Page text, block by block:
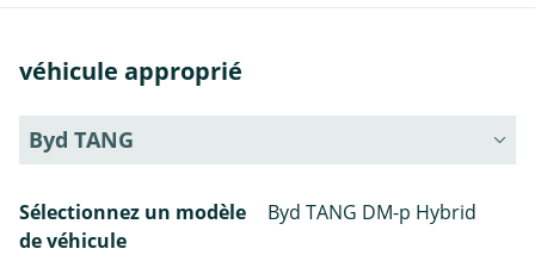
véhicule approprié
Byd TANG
Sélectionnez un modèle
de véhicule
Byd TANG DM-p Hybrid